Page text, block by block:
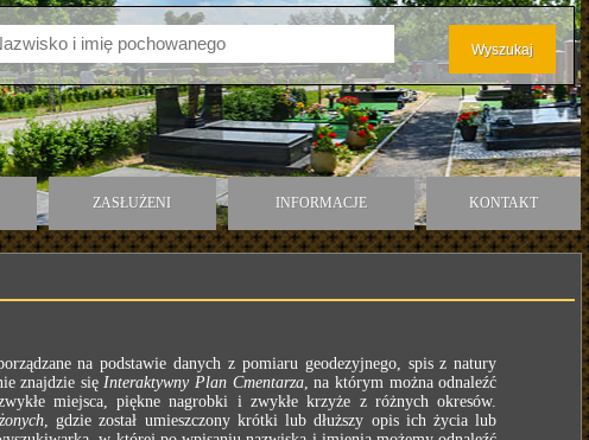
ZASŁUŻENI INFORMACJE KONTAKT
na podstawie danych z pomiaru geodezyjnego, spis z natury
znajdzie sięInteraktywny Plan Cmentarza, na którym można odnaleźć
miejsca, piękne nagrobki i zwykłe krzyże z różnych okresów.
, gdzie został umieszczony krótki lub dłuższy opis ich życia lub